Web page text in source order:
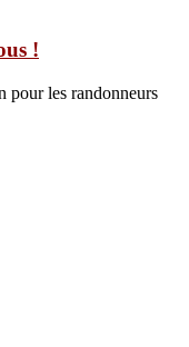
!
pour les randonneurs